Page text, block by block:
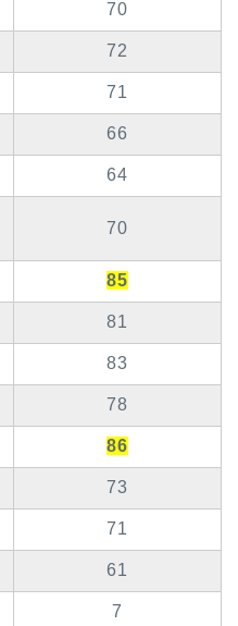
70
72
71
66
64
70
85
81
83
78
86
73
71
61
7